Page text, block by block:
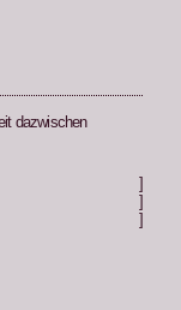
dazwischen